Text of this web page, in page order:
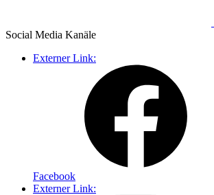
Social Media Kanäle
Externer Link:
Facebook
Externer Link: